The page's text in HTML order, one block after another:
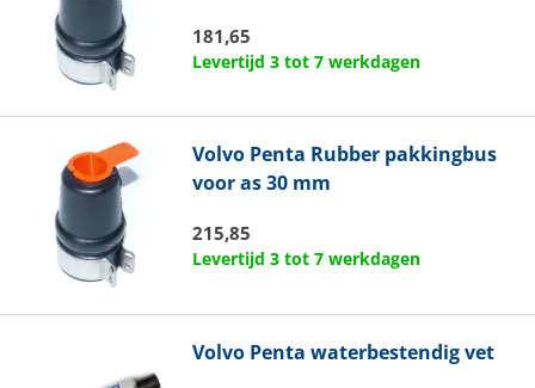
181,65
Levertijd 3 tot 7 werkdagen
Volvo Penta Rubber pakkingbus
voor as 30 mm
215,85
Levertijd 3 tot 7 werkdagen
Volvo Penta waterbestendig vet